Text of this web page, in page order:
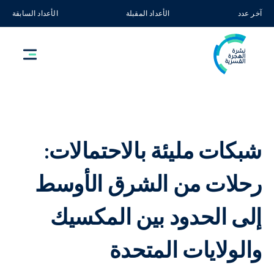
آخر عدد الأعداد المقبلة الأعداد السابقة
شبكات مليئة بالاحتمالات:
رحلات من الشرق الأوسط
إلى الحدود بين المكسيك
والولايات المتحدة